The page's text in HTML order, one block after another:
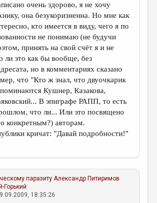
очень здорово, я не хочу
она безукоризненна. Но мне как
кто имеется в виду, чего я по
не понимаю (не будучи
принять на свой счёт я и не
ли это как бы вообще, без
но в комментариях сказано
что "Кто ж знал, что двуочкарик
Кушнер, Казакова,
В эпиграфе РАПП, то есть
что ли... Или это посвящено
конкретным?) авторам.
кричат: "Давай подробности!"
паразиту Александр Питиримов
Горький
18:35:26